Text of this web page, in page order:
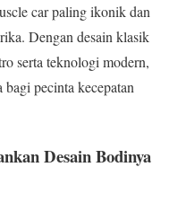
car paling ikonik dan
Dengan desain klasik
serta teknologi modern,
pecinta kecepatan
Desain Bodinya